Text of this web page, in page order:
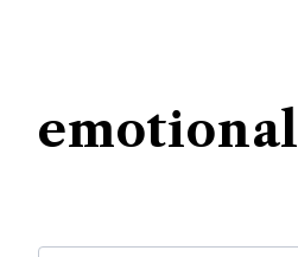
emotional